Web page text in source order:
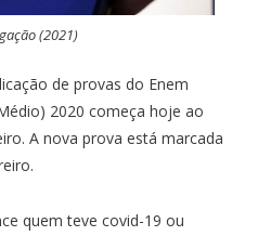
(2021)
de provas do Enem
2020 começa hoje ao
A nova prova está marcada
quem teve covid-19 ou